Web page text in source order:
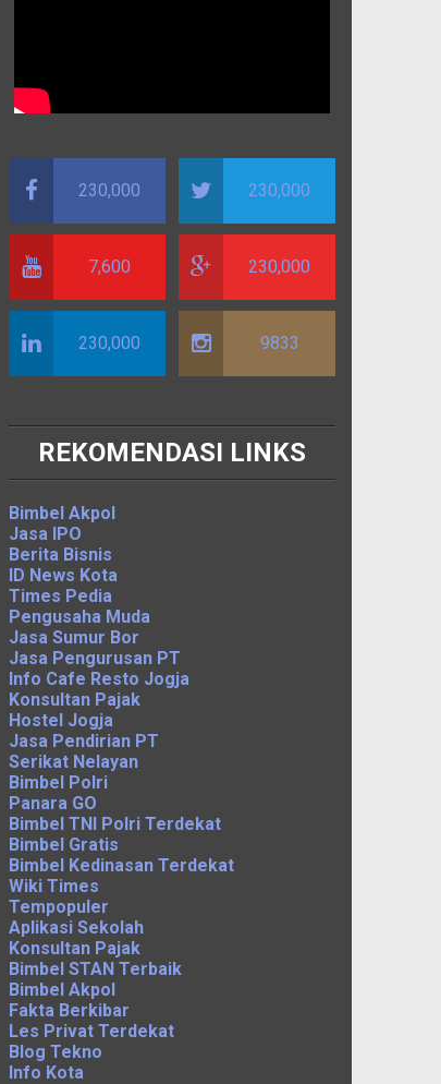
230,000 230,000
7,600 230,000
230,000 9833
REKOMENDASI LINKS
Bimbel Akpol
Jasa IPO
Berita Bisnis
ID News Kota
Times Pedia
Pengusaha Muda
Jasa Sumur Bor
Jasa Pengurusan PT
Info Cafe Resto Jogja
Konsultan Pajak
Hostel Jogja
Jasa Pendirian PT
Serikat Nelayan
Bimbel Polri
Panara GO
Bimbel TNI Polri Terdekat
Bimbel Gratis
Bimbel Kedinasan Terdekat
Wiki Times
Tempopuler
Aplikasi Sekolah
Konsultan Pajak
Bimbel STAN Terbaik
Bimbel Akpol
Fakta Berkibar
Les Privat Terdekat
Blog Tekno
Info Kota